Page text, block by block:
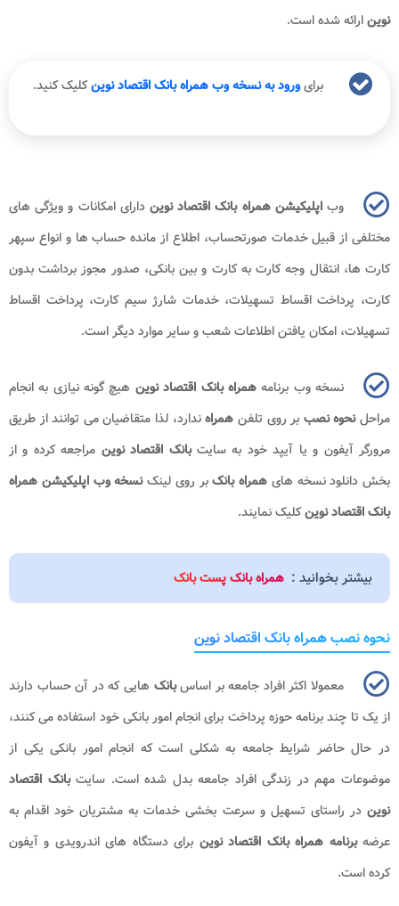
نوینارائه شده است.
برایورود به نسخه وب همراه بانک اقتصاد نوینکلیک کنید.
وباپلیکیشن همراه بانک اقتصاد نوین دارای امکانات و ویژگی های
مختلفی از قبیل خدمات صورتحساب، اطلاع از مانده حساب ها و انواع سپهر
کارت ها، انتقال وجه کارت به کارت و بین بانکی، صدور مجوز برداشت بدون
کارت، پرداخت اقساط تسهیلات، خدمات شارژ سیم کارت، پرداخت اقساط
تسهیلات، امکان یافتن اطلاعات شعب و سایر موارد دیگر است.
نسخه وب برنامههمراه بانک اقتصاد نوین هیچ گونه نیازی به انجام
مراحلنحوه نصب بر روی تلفن همراهندارد، لذا متقاضیان می توانند از طریق
مرورگر آیفون و یا آیپد خود به سایتبانک اقتصاد نوین مراجعه کرده و از
بخش دانلود نسخه های همراه بانکبر روی لینکنسخه وب اپلیکیشن همراه
بانک اقتصاد نوینکلیک نمایند.
بیشتر بخوانید : همراه بانک پست بانک
نحوه نصب همراه بانک اقتصاد نوین
معمولا اکثر افراد جامعه بر اساسبانک هایی که در آن حساب دارند
از یک تا چند برنامه حوزه پرداخت برای انجام امور بانکی خود استفاده می کنند،
در حال حاضر شرایط جامعه به شکلی است که انجام امور بانکی یکی از
موضوعات مهم در زندگی افراد جامعه بدل شده است. سایتبانک اقتصاد
نویندر راستای تسهیل و سرعت بخشی خدمات به مشتریان خود اقدام به
عرضهبرنامه همراه بانک اقتصاد نوین برای دستگاه های اندرویدی و آیفون
کرده است.